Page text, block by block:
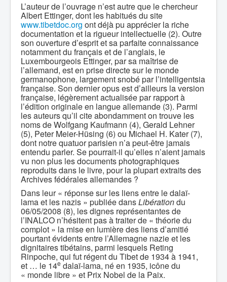
L’auteur de l’ouvrage n’est autre que le chercheur
Albert Ettinger, dont les habitués du site
www.tibetdoc.org ont déjà pu apprécier la riche
documentation et la rigueur intellectuelle (2). Outre
son ouverture d’esprit et sa parfaite connaissance
notamment du français et de l’anglais, le
Luxembourgeois Ettinger, par sa maîtrise de
l’allemand, est en prise directe sur le monde
germanophone, largement snobé par l’intelligentsia
française. Son dernier opus est d’ailleurs la version
française, légèrement actualisée par rapport à
l’édition originale en langue allemande (3). Parmi
les auteurs qu’il cite abondamment on trouve les
noms de Wolfgang Kaufmann (4), Gerald Lehner
(5), Peter Meier-Hüsing (6) ou Michael H. Kater (7),
dont notre quatuor parisien n’a peut-être jamais
entendu parler. Se pourrait-il qu’elles n’aient jamais
vu non plus les documents photographiques
reproduits dans le livre, pour la plupart extraits des
Archives fédérales allemandes ?
Dans leur « réponse sur les liens entre le dalaï-
lama et les nazis » publiée dansLibérationdu
06/05/2008 (8), les dignes représentantes de
l’INALCO n’hésitent pas à traiter de « théorie du
complot » la mise en lumière des liens d’amitié
pourtant évidents entre l’Allemagne nazie et les
dignitaires tibétains, parmi lesquels Reting
Rinpoche, qui fut régent du Tibet de 1934 à 1941,
et … le 14e dalaï-lama, né en 1935, icône du
« monde libre » et Prix Nobel de la Paix.